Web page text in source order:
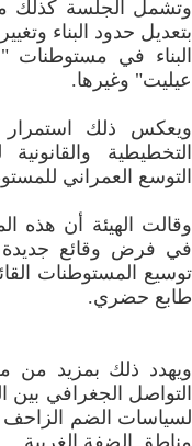
وتشمل الجلسة كذلك
بتعديل حدود البناء
البناء في مستوطنات
عيليت" وغيرها.
ويعكس ذلك استمرار
التخطيطية
التوسع العمراني
وقالت الهيئة أن
في فرض وقائع جديدة
توسيع المستوطنات
طابع حضري.
ويهدد ذلك بمزيد من
التواصل الجغرافي بين
لسياسات الضم الزاحف
مناطق الضفة الغربية.